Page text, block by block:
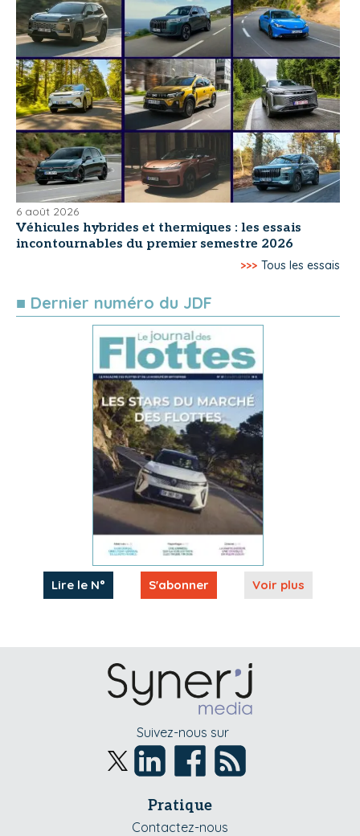
6 août 2026
Véhicules hybrides et thermiques : les essais
incontournables du premier semestre 2026
>>> Tous les essais
■ Dernier numéro du JDF
Lire le N° S'abonner Voir plus
Suivez-nous sur
Pratique
Contactez-nous